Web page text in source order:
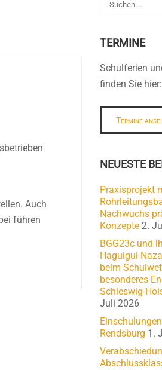
Auch
führen
TERMINE
Schulferien
finden Sie hier:
Termine
NEUESTE
Praxisprojekt
Nachwuchs
Konzepte 2.
BGG23c und
Haguigui-
beim
besonderes
Schleswig-
Juli 2026
Rendsburg 1.